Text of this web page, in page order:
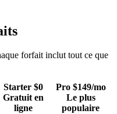
forfait inclut tout ce que
Starter $0
Gratuit en
ligne
Pro $149/mo
Le plus
populaire